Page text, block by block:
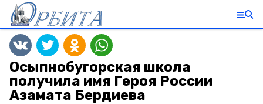
Осыпнобугорская школа
получила имя Героя России
Азамата Бердиева